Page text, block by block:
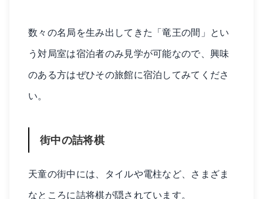
数々の名局を生み出してきた「竜王の間」とい
う対局室は宿泊者のみ見学が可能なので、興味
のある方はぜひその旅館に宿泊してみてくださ
い。
街中の詰将棋
天童の街中には、タイルや電柱など、さまざま
なところに詰将棋が隠されています。